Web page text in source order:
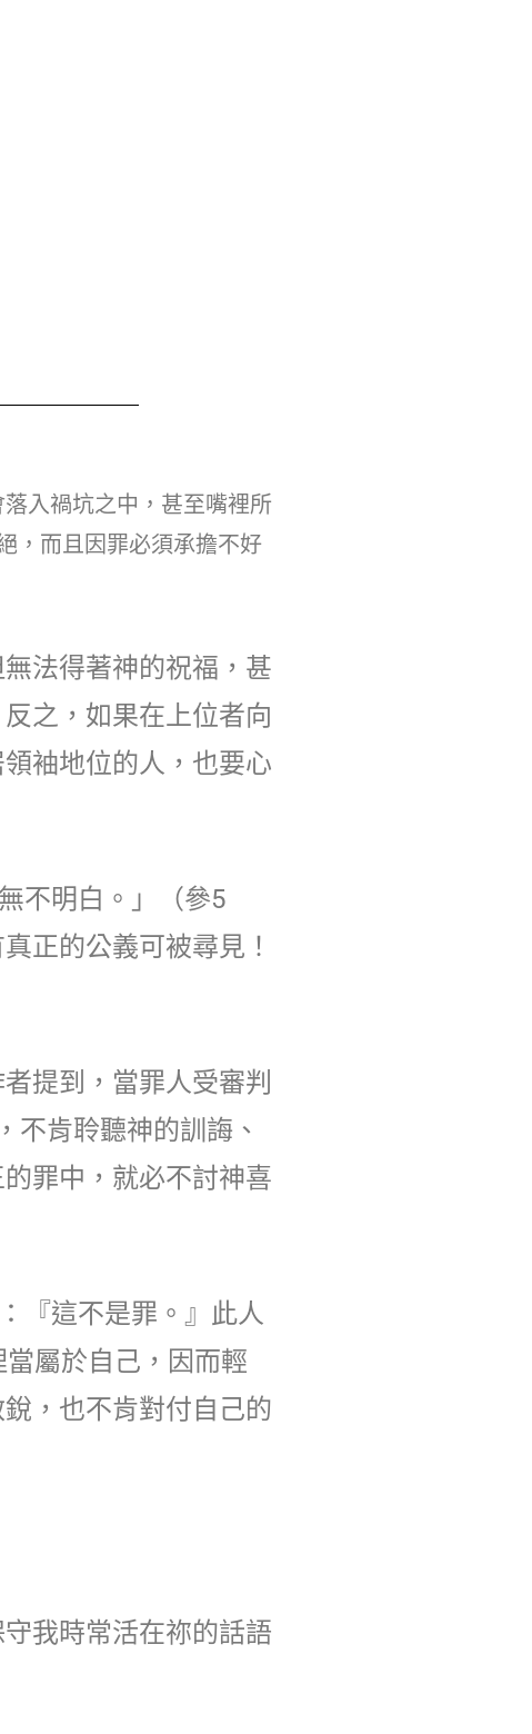
入禍坑之中，甚至嘴裡所
，而且因罪必須承擔不好
法得著神的祝福，甚
之，如果在上位者向
袖地位的人，也要心
不明白。」（參5
正的公義可被尋見！
提到，當罪人受審判
不肯聆聽神的訓誨、
罪中，就必不討神喜
『這不是罪。』此人
屬於自己，因而輕
，也不肯對付自己的
我時常活在祢的話語